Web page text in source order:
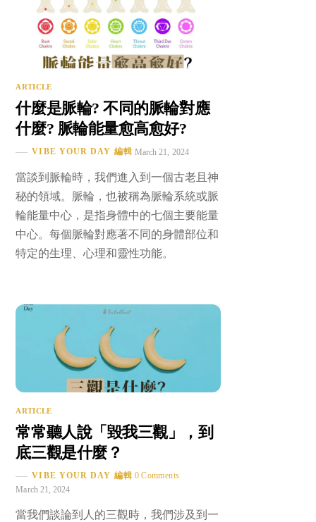
ARTICLE
什麼是脈輪? 不同的脈輪對應
什麼? 脈輪能量愈高愈好?
VIBE YOUR DAY 編輯 March 21, 2024
當談到脈輪時，我們進入到一個古老且神
秘的領域。脈輪，也被稱為脈輪系統或脈
輪能量中心，是指身體中的七個主要能量
中心。每個脈輪對應著不同的身體部位和
特定的生理、心理和靈性功能。
ARTICLE
常常聽人說「毀我三觀」，到
底三觀是什麼？
VIBE YOUR DAY 編輯 0 Comments
March 21, 2024
當我們談論到人的三觀時，我們涉及到一